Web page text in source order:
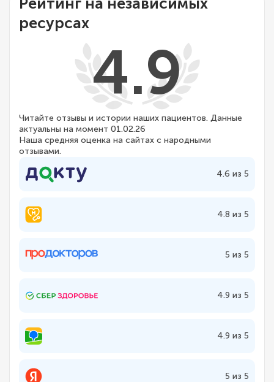
ресурсах
4.9
Читайте отзывы и истории наших пациентов. Данные
актуальны на момент 01.02.26
Наша средняя оценка на сайтах с народными
отзывами.
4.6 из 5
4.8 из 5
5 из 5
4.9 из 5
4.9 из 5
5 из 5